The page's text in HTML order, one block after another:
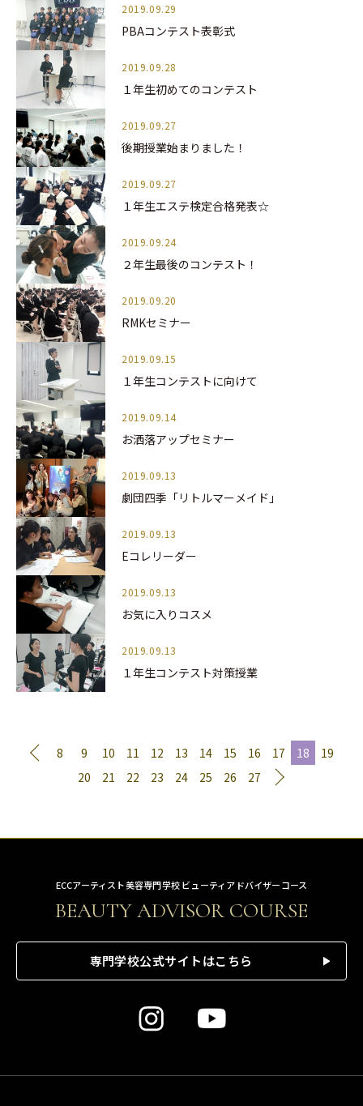
2019.09.29
PBAコンテスト表彰式
2019.09.28
１年生初めてのコンテスト
2019.09.27
後期授業始まりました！
2019.09.27
１年生エステ検定合格発表☆
2019.09.24
２年生最後のコンテスト！
2019.09.20
RMKセミナー
2019.09.15
１年生コンテストに向けて
2019.09.14
お洒落アップセミナー
2019.09.13
劇団四季「リトルマーメイド」
2019.09.13
Eコレリーダー
2019.09.13
お気に入りコスメ
2019.09.13
１年生コンテスト対策授業
8 9 10 11 12 13 14 15 16 17 18
19
20
21 22 23 24 25 26 27
ECCアーティスト美容専門学校 ビューティアドバイザーコース
BEAUTY ADVISOR COURSE
専門学校公式サイトはこちら